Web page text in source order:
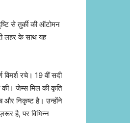
से तुर्की की ऑटोमन
लहर के साथ यह
रचे। 19 वीं सदी
की। जेम्स मिल की कृति
और निकृष्ट है। उन्होंने
है, पर विभिन्न